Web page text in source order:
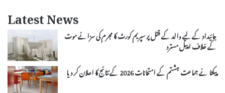
Latest News
جائیداد کے لیے والد کے قتل پر سپریم کورٹ کا مجرم کی سزائے موت
کے خلاف اپیل مسترد
پیکٹا نے جماعت ہشتم کے امتحانات 2026 کے نتائج کا اعلان کر دیا